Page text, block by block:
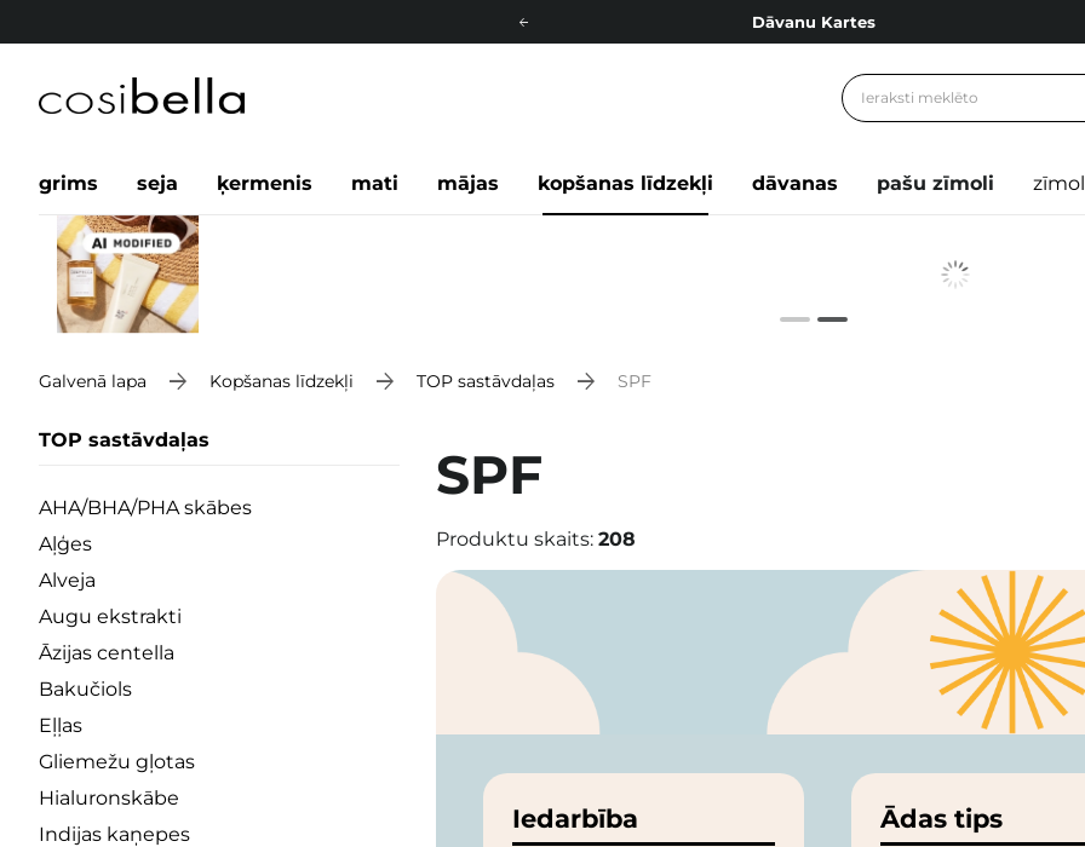
Dāvanu Kartes
Bezmaskas piegāde no 49,00 €
grims seja ķermenis mati mājas kopšanas līdzekļi dāvanas pašu zīmoli
Galvenā lapa Kopšanas līdzekļi TOP sastāvdaļas SPF
TOP sastāvdaļas
AHA/BHA/PHA skābes
Aļģes
Alveja
Augu ekstrakti
Āzijas centella
Bakučiols
Eļļas
Gliemežu gļotas
Hialuronskābe
Indijas kaņepes
SPF
Produktu skaits: 208
Iedarbība Ādas tips